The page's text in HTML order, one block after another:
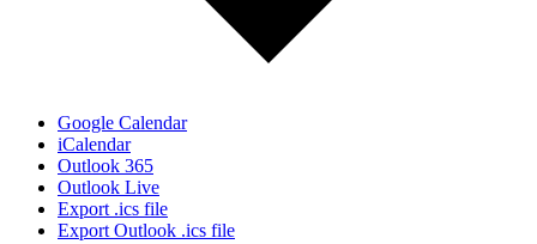
Google Calendar
iCalendar
Outlook 365
Outlook Live
Export .ics file
Export Outlook .ics file